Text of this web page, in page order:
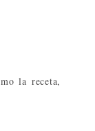
la receta,